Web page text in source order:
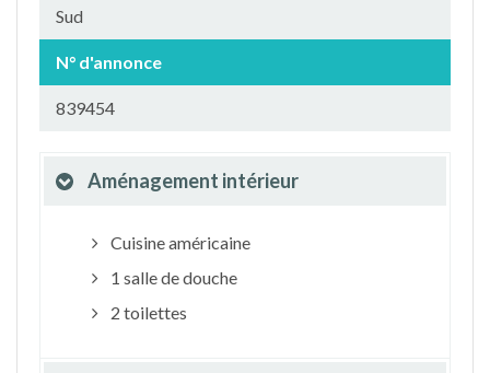
Sud
N° d'annonce
839454
Aménagement intérieur
Cuisine américaine
1 salle de douche
2 toilettes